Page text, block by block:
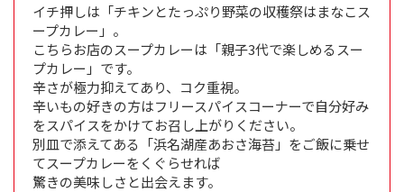
イチ押しは「チキンとたっぷり野菜の収穫祭はまなこス
ープカレー」。
こちらお店のスープカレーは「親子3代で楽しめるスー
プカレー」です。
辛さが極力抑えてあり、コク重視。
辛いもの好きの方はフリースパイスコーナーで自分好み
をスパイスをかけてお召し上がりください。
別皿で添えてある「浜名湖産あおさ海苔」をご飯に乗せ
てスープカレーをくぐらせれば
驚きの美味しさと出会えます。